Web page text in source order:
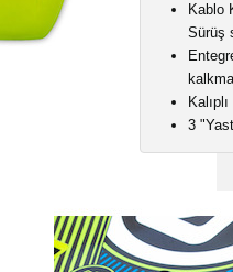
Kablo
Sürüş
3